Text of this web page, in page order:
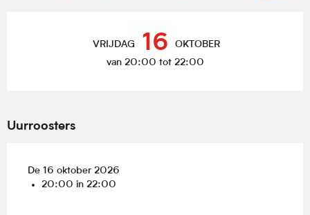
VRIJDAG 16 OKTOBER
van 20:00 tot 22:00
Uurroosters
De 16 oktober 2026
20:00 in 22:00